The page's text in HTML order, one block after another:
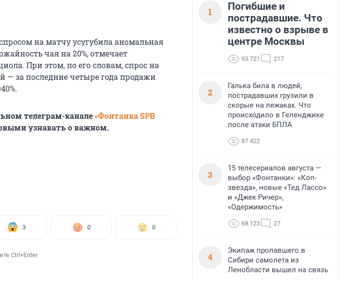
на матчу усугубила аномальная
чая на 20%, отмечает
При этом, по его словам, спрос на
— за последние четыре года продажи
телеграм-канале«Фонтанка SPB
узнавать о важном.
3 0 0
Ctrl+Enter
1
Погибшие и
пострадавшие. Что
известно о взрыве в
центре Москвы
93 721 217
2
Галька била в людей,
пострадавших грузили в
скорые на лежаках. Что
происходило в Геленджике
после атаки БПЛА
87 422
3
15 телесериалов августа —
выбор «Фонтанки»: «Коп-
звезда», новые «Тед Лассо»
и «Джек Ричер»,
«Одержимость»
68 123 27
4
Экипаж пропавшего в
Сибири самолета из
Ленобласти вышел на связь